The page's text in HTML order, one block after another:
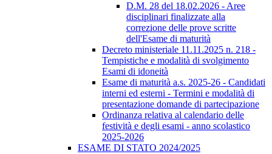
D.M. 28 del 18.02.2026 - Aree
disciplinari finalizzate alla
correzione delle prove scritte
dell'Esame di maturità
Decreto ministeriale 11.11.2025 n. 218 -
Tempistiche e modalità di svolgimento
Esami di idoneità
Esame di maturità a.s. 2025-26 - Candidati
interni ed esterni - Termini e modalità di
presentazione domande di partecipazione
Ordinanza relativa al calendario delle
festività e degli esami - anno scolastico
2025-2026
ESAME DI STATO 2024/2025